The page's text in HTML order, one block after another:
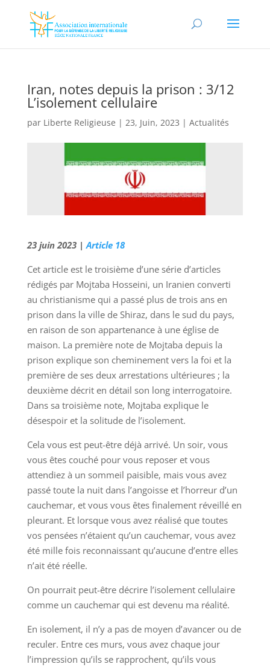
Iran, notes depuis la prison : 3/12
L’isolement cellulaire
par Liberte Religieuse | 23, Juin, 2023 | Actualités
23 juin 2023 |Article 18
Cet article est le troisième d’une série d’articles
rédigés par Mojtaba Hosseini, un Iranien converti
au christianisme qui a passé plus de trois ans en
prison dans la ville de Shiraz, dans le sud du pays,
en raison de son appartenance à une église de
maison. La première note de Mojtaba depuis la
prison explique son cheminement vers la foi et la
première de ses deux arrestations ultérieures ; la
deuxième décrit en détail son long interrogatoire.
Dans sa troisième note, Mojtaba explique le
désespoir et la solitude de l’isolement.
Cela vous est peut-être déjà arrivé. Un soir, vous
vous êtes couché pour vous reposer et vous
attendiez à un sommeil paisible, mais vous avez
passé toute la nuit dans l’angoisse et l’horreur d’un
cauchemar, et vous vous êtes finalement réveillé en
pleurant. Et lorsque vous avez réalisé que toutes
vos pensées n’étaient qu’un cauchemar, vous avez
été mille fois reconnaissant qu’aucune d’entre elles
n’ait été réelle.
On pourrait peut-être décrire l’isolement cellulaire
comme un cauchemar qui est devenu ma réalité.
En isolement, il n’y a pas de moyen d’avancer ou de
reculer. Entre ces murs, vous avez chaque jour
l’impression qu’ils se rapprochent, qu’ils vous